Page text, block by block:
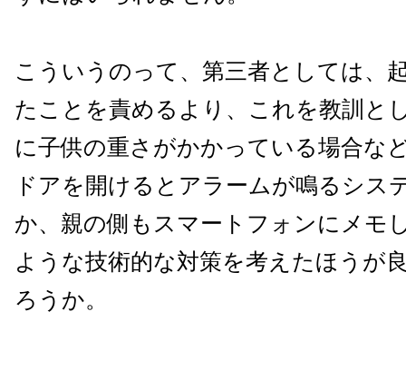
こういうのって、第三者としては、
たことを責めるより、これを教訓と
に子供の重さがかかっている場合な
ドアを開けるとアラームが鳴るシス
か、親の側もスマートフォンにメモ
ような技術的な対策を考えたほうが
ろうか。